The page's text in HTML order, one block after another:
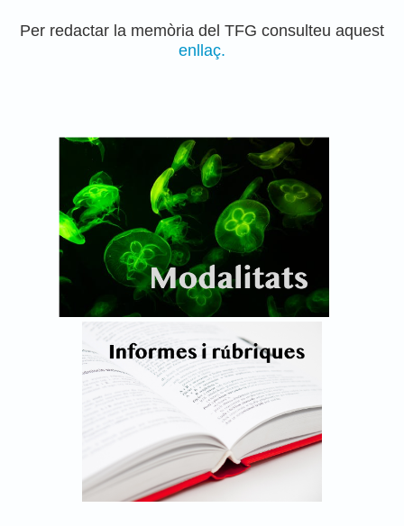
Per redactar la memòria del TFG consulteu aquest
enllaç.